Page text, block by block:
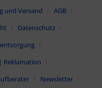
und Versand
AGB
Datenschutz
Reklamation
Newsletter